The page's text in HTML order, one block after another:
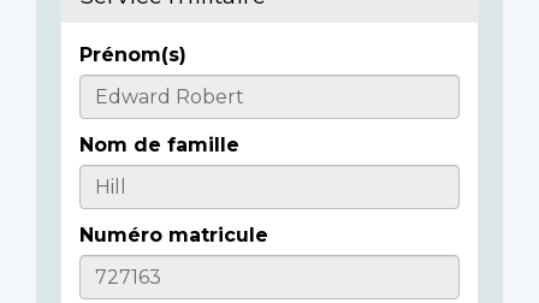
Casualty
Details
Prénom(s)
Nom de famille
Numéro matricule